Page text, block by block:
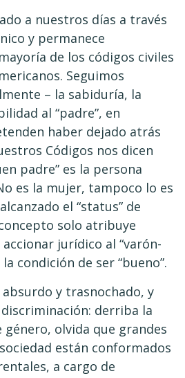
a nuestros días a través
y permanece
de los códigos civiles
Seguimos
– la sabiduría, la
al “padre”, en
haber dejado atrás
Códigos nos dicen
padre” es la persona
es la mujer, tampoco lo es
el “status” de
solo atribuye
jurídico al “varón-
condición de ser “bueno”.
y trasnochado, y
derriba la
género, olvida que grandes
están conformados
a cargo de